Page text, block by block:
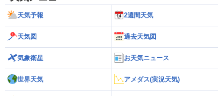
天気予報 2週間天気
天気図 過去天気図
気象衛星 お天気ニュース
世界天気 アメダス(実況天気)